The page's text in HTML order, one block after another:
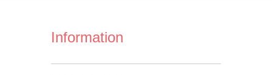
Information